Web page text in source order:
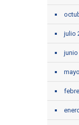
julio
junio